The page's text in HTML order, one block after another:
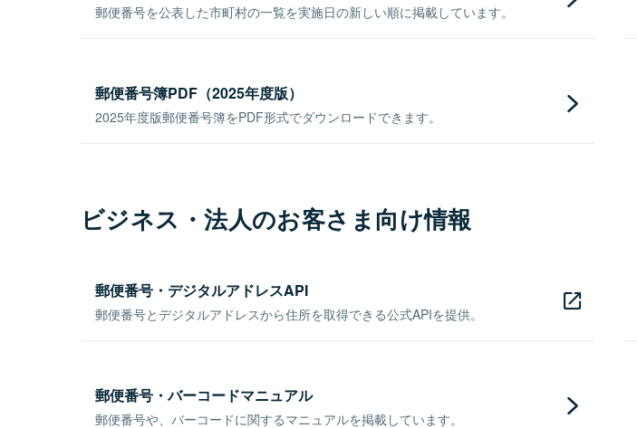
郵便番号を公表した市町村の一覧を実施日の新しい順に掲載しています。
郵便番号簿PDF（2025年度版）
2025年度版郵便番号簿をPDF形式でダウンロードできます。
ビジネス・法人のお客さま向け情報
郵便番号・デジタルアドレスAPI
郵便番号とデジタルアドレスから住所を取得できる公式APIを提供。
郵便番号・バーコードマニュアル
郵便番号や、バーコードに関するマニュアルを掲載しています。